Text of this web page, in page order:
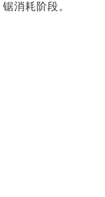
锯消耗阶段。